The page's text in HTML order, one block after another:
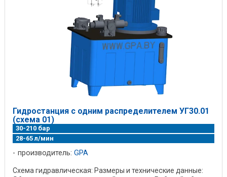
Гидростанция с одним распределителем УГ30.01
(схема 01)
30-210 бар
28-65 л/мин
производитель: GPA
Схема гидравлическая: Размеры и технические данные: